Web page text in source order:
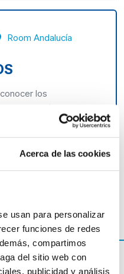
Acerca de las cookies
usan para personalizar
funciones de redes
compartimos
del sitio web con
publicidad y análisis
Room Andalucía
los
que
Premios Sun&Blue
Sun&Blue.